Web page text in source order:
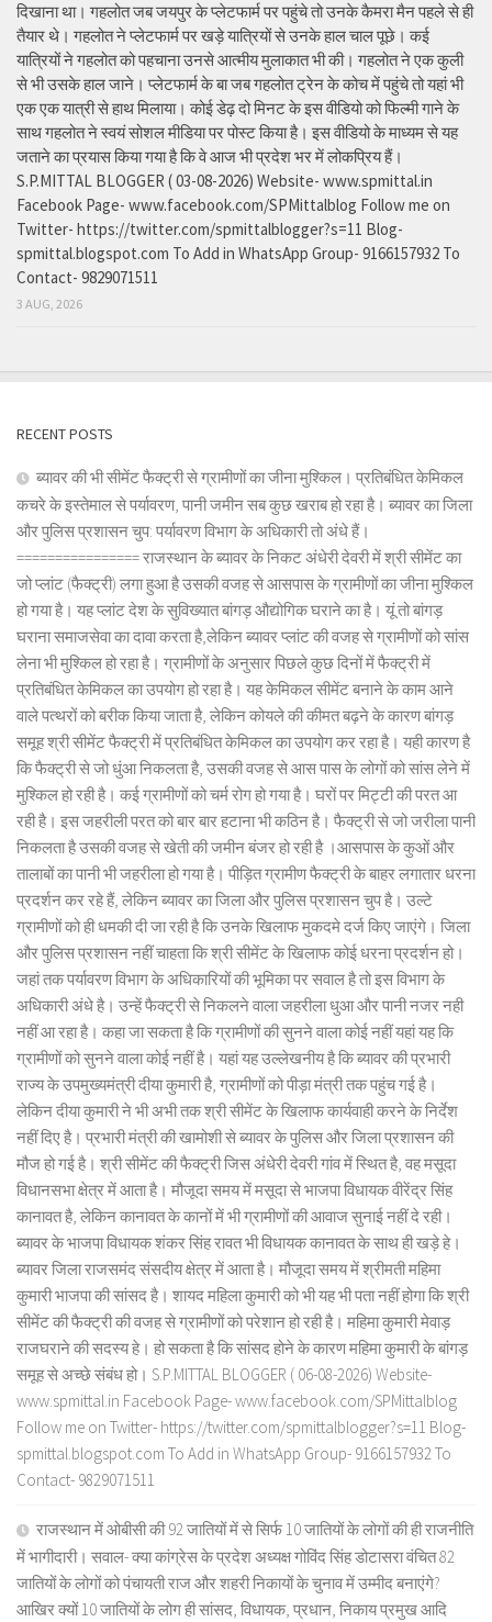
दिखाना था। गहलोत जब जयपुर के प्लेटफार्म पर पहुंचे तो उनके कैमरा मैन पहले से ही
तैयार थे। गहलोत ने प्लेटफार्म पर खड़े यात्रियों से उनके हाल चाल पूछे। कई
यात्रियों ने गहलोत को पहचाना उनसे आत्मीय मुलाकात भी की। गहलोत ने एक कुली
से भी उसके हाल जाने। प्लेटफार्म के बा जब गहलोत ट्रेन के कोच में पहुंचे तो यहां भी
एक एक यात्री से हाथ मिलाया। कोई डेढ़ दो मिनट के इस वीडियो को फिल्मी गाने के
साथ गहलोत ने स्वयं सोशल मीडिया पर पोस्ट किया है। इस वीडियो के माध्यम से यह
जताने का प्रयास किया गया है कि वे आज भी प्रदेश भर में लोकप्रिय हैं।
S.P.MITTAL BLOGGER ( 03-08-2026) Website- www.spmittal.in
Facebook Page- www.facebook.com/SPMittalblog Follow me on
Twitter- https://twitter.com/spmittalblogger?s=11 Blog-
spmittal.blogspot.com To Add in WhatsApp Group- 9166157932 To
Contact- 9829071511
3 AUG, 2026
RECENT POSTS
ब्यावर की भी सीमेंट फैक्ट्री से ग्रामीणों का जीना मुश्किल। प्रतिबंधित केमिकल
कचरे के इस्तेमाल से पर्यावरण, पानी जमीन सब कुछ खराब हो रहा है। ब्यावर का जिला
और पुलिस प्रशासन चुप: पर्यावरण विभाग के अधिकारी तो अंधे हैं।
================ राजस्थान के ब्यावर के निकट अंधेरी देवरी में श्री सीमेंट का
जो प्लांट (फैक्ट्री) लगा हुआ है उसकी वजह से आसपास के ग्रामीणों का जीना मुश्किल
हो गया है। यह प्लांट देश के सुविख्यात बांगड़ औद्योगिक घराने का है। यूं तो बांगड़
घराना समाजसेवा का दावा करता है,लेकिन ब्यावर प्लांट की वजह से ग्रामीणों को सांस
लेना भी मुश्किल हो रहा है। ग्रामीणों के अनुसार पिछले कुछ दिनों में फैक्ट्री में
प्रतिबंधित केमिकल का उपयोग हो रहा है। यह केमिकल सीमेंट बनाने के काम आने
वाले पत्थरों को बरीक किया जाता है, लेकिन कोयले की कीमत बढ़ने के कारण बांगड़
समूह श्री सीमेंट फैक्ट्री में प्रतिबंधित केमिकल का उपयोग कर रहा है। यही कारण है
कि फैक्ट्री से जो धुंआ निकलता है, उसकी वजह से आस पास के लोगों को सांस लेने में
मुश्किल हो रही है। कई ग्रामीणों को चर्म रोग हो गया है। घरों पर मिट्टी की परत आ
रही है। इस जहरीली परत को बार बार हटाना भी कठिन है। फैक्ट्री से जो जरीला पानी
निकलता है उसकी वजह से खेती की जमीन बंजर हो रही है ।आसपास के कुओं और
तालाबों का पानी भी जहरीला हो गया है। पीड़ित ग्रामीण फैक्ट्री के बाहर लगातार धरना
प्रदर्शन कर रहे हैं, लेकिन ब्यावर का जिला और पुलिस प्रशासन चुप है। उल्टे
ग्रामीणों को ही धमकी दी जा रही है कि उनके खिलाफ मुकदमे दर्ज किए जाएंगे। जिला
और पुलिस प्रशासन नहीं चाहता कि श्री सीमेंट के खिलाफ कोई धरना प्रदर्शन हो।
जहां तक पर्यावरण विभाग के अधिकारियों की भूमिका पर सवाल है तो इस विभाग के
अधिकारी अंधे है। उन्हें फैक्ट्री से निकलने वाला जहरीला धुआ और पानी नजर नही
नहीं आ रहा है। कहा जा सकता है कि ग्रामीणों की सुनने वाला कोई नहीं यहां यह कि
ग्रामीणों को सुनने वाला कोई नहीं है। यहां यह उल्लेखनीय है कि ब्यावर की प्रभारी
राज्य के उपमुख्यमंत्री दीया कुमारी है, ग्रामीणों को पीड़ा मंत्री तक पहुंच गई है।
लेकिन दीया कुमारी ने भी अभी तक श्री सीमेंट के खिलाफ कार्यवाही करने के निर्देश
नहीं दिए है। प्रभारी मंत्री की खामोशी से ब्यावर के पुलिस और जिला प्रशासन की
मौज हो गई है। श्री सीमेंट की फैक्ट्री जिस अंधेरी देवरी गांव में स्थित है, वह मसूदा
विधानसभा क्षेत्र में आता है। मौजूदा समय में मसूदा से भाजपा विधायक वीरेंद्र सिंह
कानावत है, लेकिन कानावत के कानों में भी ग्रामीणों की आवाज सुनाई नहीं दे रही।
ब्यावर के भाजपा विधायक शंकर सिंह रावत भी विधायक कानावत के साथ ही खड़े हे।
ब्यावर जिला राजसमंद संसदीय क्षेत्र में आता है। मौजूदा समय में श्रीमती महिमा
कुमारी भाजपा की सांसद है। शायद महिला कुमारी को भी यह भी पता नहीं होगा कि श्री
सीमेंट की फैक्ट्री की वजह से ग्रामीणों को परेशान हो रही है। महिमा कुमारी मेवाड़
राजघराने की सदस्य हे। हो सकता है कि सांसद होने के कारण महिमा कुमारी के बांगड़
समूह से अच्छे संबंध हो। S.P.MITTAL BLOGGER ( 06-08-2026) Website-
www.spmittal.in Facebook Page- www.facebook.com/SPMittalblog
Follow me on Twitter- https://twitter.com/spmittalblogger?s=11 Blog-
spmittal.blogspot.com To Add in WhatsApp Group- 9166157932 To
Contact- 9829071511
राजस्थान में ओबीसी की 92 जातियों में से सिर्फ 10 जातियों के लोगों की ही राजनीति
में भागीदारी। सवाल- क्या कांग्रेस के प्रदेश अध्यक्ष गोविंद सिंह डोटासरा वंचित 82
जातियों के लोगों को पंचायती राज और शहरी निकायों के चुनाव में उम्मीद बनाएंगे?
आखिर क्यों 10 जातियों के लोग ही सांसद, विधायक, प्रधान, निकाय प्रमुख आदि